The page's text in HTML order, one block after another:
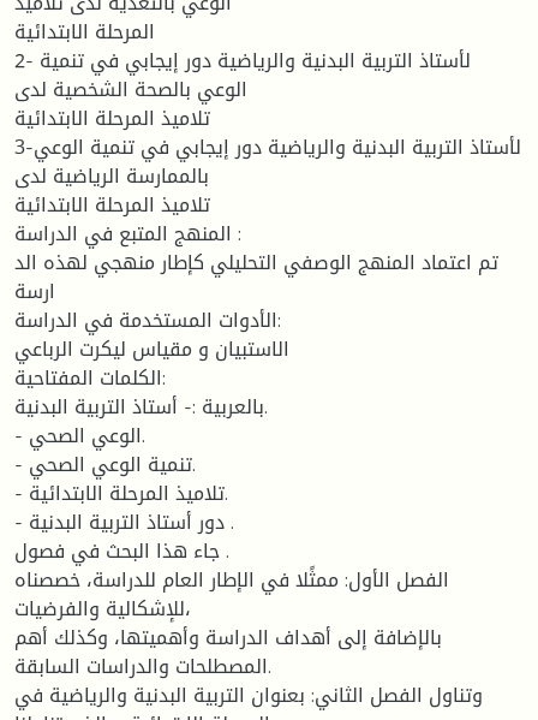
المرحلة الابتدائية
2- لأستاذ التربية البدنية والرياضية دور إيجابي في تنمية
الوعي بالصحة الشخصية لدى
تلاميذ المرحلة الابتدائية
3-لأستاذ التربية البدنية والرياضية دور إيجابي في تنمية الوعي
بالممارسة الرياضية لدى
تلاميذ المرحلة الابتدائية
المنهج المتبع في الدراسة :
تم اعتماد المنهج الوصفي التحليلي كإطار منهجي لهذه الد
ارسة
الأدوات المستخدمة في الدراسة:
الاستبيان و مقياس ليكرت الرباعي
الكلمات المفتاحية:
بالعربية :- أستاذ التربية البدنية.
- الوعي الصحي.
- تنمية الوعي الصحي.
- تلاميذ المرحلة الابتدائية.
- دور أستاذ التربية البدنية .
جاء هذا البحث في فصول .
الفصل الأول: ممثًلا في الإطار العام للدراسة، خصصناه
للإشكالية والفرضيات،
بالإضافة إلى أهداف الدراسة وأهميتها، وكذلك أهم
المصطلحات والدراسات السابقة.
وتناول الفصل الثاني: بعنوان التربية البدنية والرياضية في